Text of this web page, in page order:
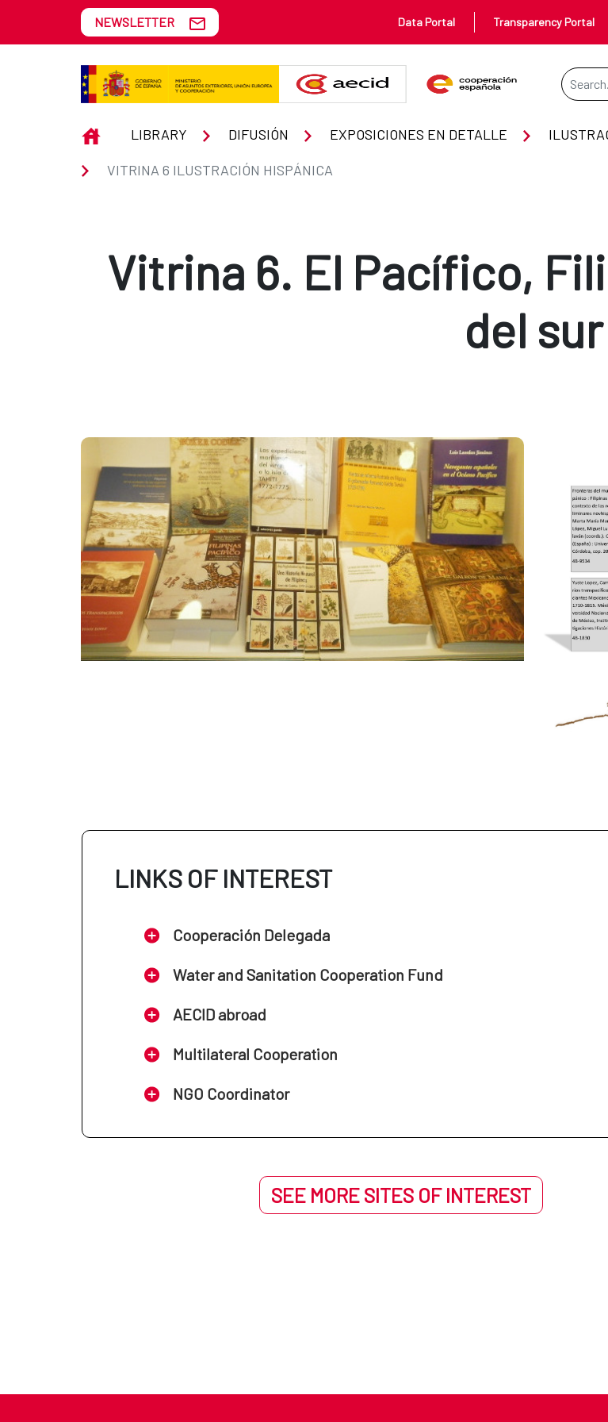
Skip to Main Content
Vitrina 6 Ilustración Hispánica
NEWSLETTER Data Portal Transparency Portal
INICIOLIBRARY DIFUSIÓN EXPOSICIONES EN DETALLE
VITRINA 6 ILUSTRACIÓN HISPÁNICA
Vitrina 6. El Pacífico,
del sur
LINKS OF INTEREST
Cooperación Delegada
Water and Sanitation Cooperation Fund
AECID abroad
Multilateral Cooperation
NGO Coordinator
SEE MORE SITES OF INTEREST